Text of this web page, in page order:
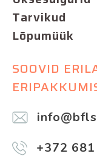
Tarvikud
Lõpumüük
SOOVID
+372